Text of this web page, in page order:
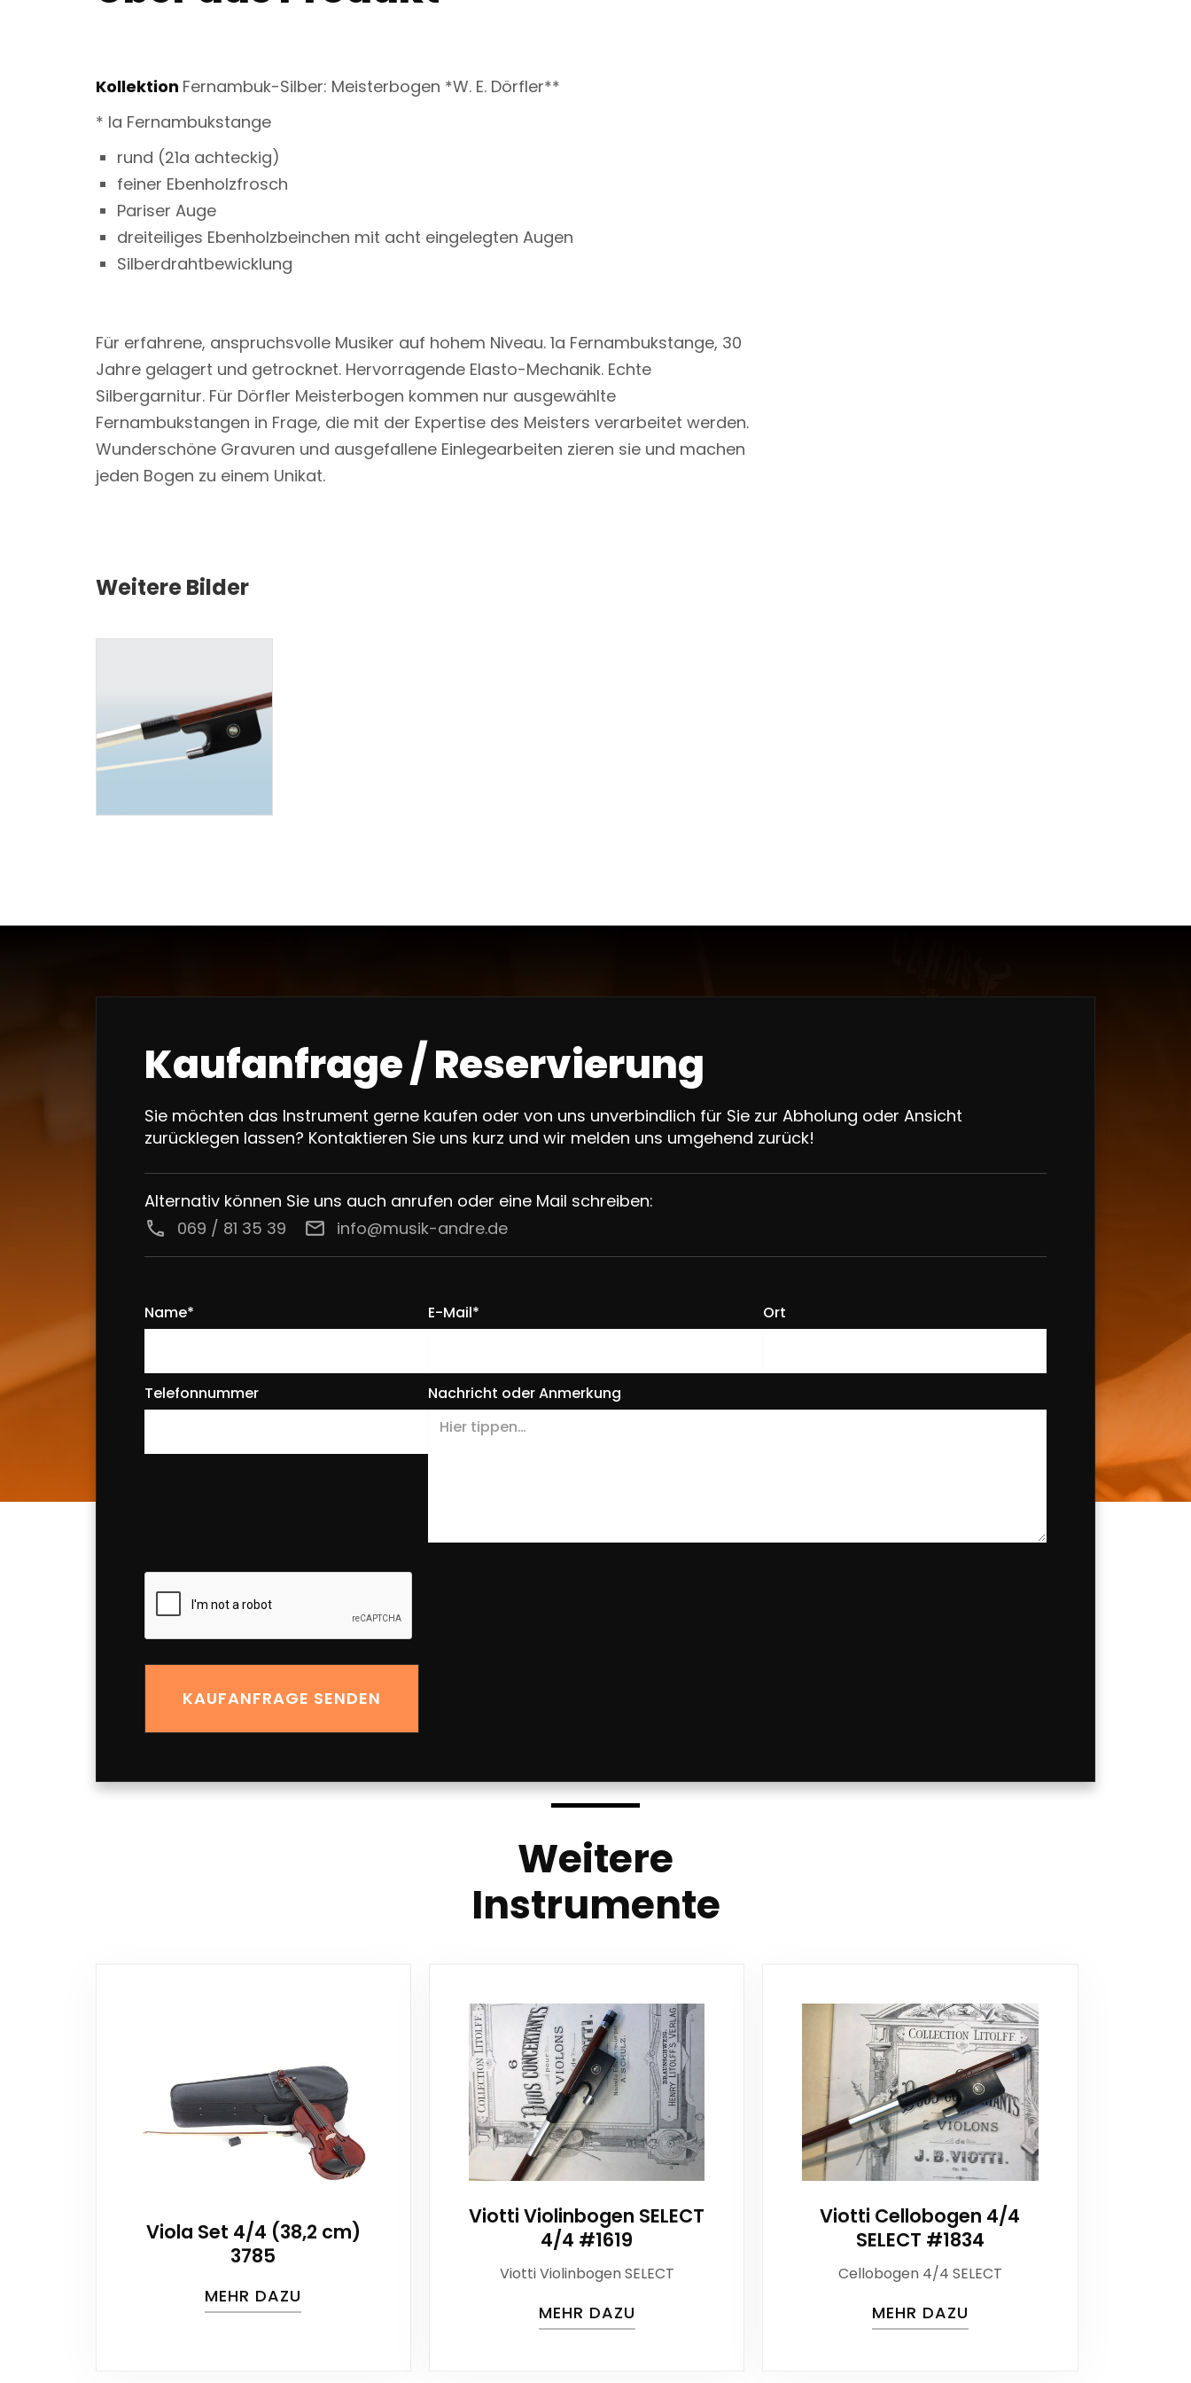
Kollektion Fernambuk-Silber: Meisterbogen *W. E. Dörfler**
* Ia Fernambukstange
rund (21a achteckig)
feiner Ebenholzfrosch
Pariser Auge
dreiteiliges Ebenholzbeinchen mit acht eingelegten Augen
Silberdrahtbewicklung
Für erfahrene, anspruchsvolle Musiker auf hohem Niveau. 1a Fernambukstange, 30
Jahre gelagert und getrocknet. Hervorragende Elasto-Mechanik. Echte
Silbergarnitur. Für Dörfler Meisterbogen kommen nur ausgewählte
Fernambukstangen in Frage, die mit der Expertise des Meisters verarbeitet werden.
Wunderschöne Gravuren und ausgefallene Einlegearbeiten zieren sie und machen
jeden Bogen zu einem Unikat.
Weitere Bilder
Kaufanfrage / Reservierung
Sie möchten das Instrument gerne kaufen oder von uns unverbindlich für Sie zur Abholung oder Ansicht
zurücklegen lassen? Kontaktieren Sie uns kurz und wir melden uns umgehend zurück!
Alternativ können Sie uns auch anrufen oder eine Mail schreiben:
call
069 / 81 35 39 email info@musik-andre.de
Name* E-Mail* Ort
Telefonnummer Nachricht oder Anmerkung
Weitere
Instrumente
Viola Set 4/4 (38,2 cm)
3785
MEHR DAZU
Viotti Violinbogen SELECT
4/4 #1619
Viotti Violinbogen SELECT
MEHR DAZU
Viotti Cellobogen 4/4
SELECT #1834
Cellobogen 4/4 SELECT
MEHR DAZU